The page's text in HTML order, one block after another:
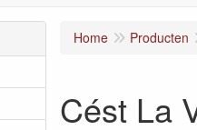
Home Producten
Cést La